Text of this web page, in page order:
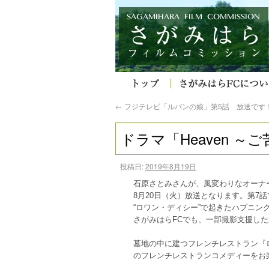
← フジテレビ「ルパンの娘」第5話 放送です
ドラマ「Heaven ～
投稿日:2019年8月19日
石原さとみさんが、風変わりなオー
8月20日（火）放送となります。第7
“ロワン・ディシー”で起きたハプニ
さがみはらFCでも、一部撮影支援し
墓地の中に建つフレンチレストラン
のフレンチレストランコメディーを